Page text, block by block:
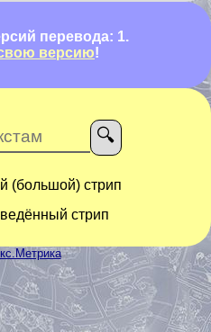
перевода: 1.
версию!
(большой) стрип
стрип